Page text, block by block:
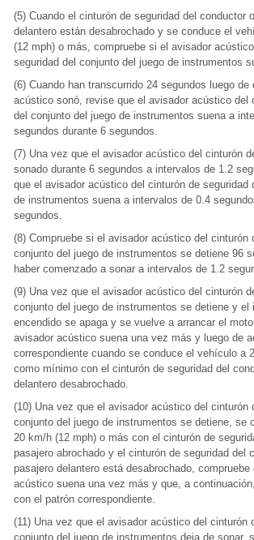
(5) Cuando el cinturón de seguridad del conductor
delantero están desabrochado y se conduce el
(12 mph) o más, compruebe si el avisador
seguridad del conjunto del juego de instrumentos
(6) Cuando han transcurrido 24 segundos luego de
acústico sonó, revise que el avisador acústico del
del conjunto del juego de instrumentos suena a
segundos durante 6 segundos.
(7) Una vez que el avisador acústico del cinturón
sonado durante 6 segundos a intervalos de 1.2
que el avisador acústico del cinturón de seguridad
de instrumentos suena a intervalos de 0.4
segundos.
(8) Compruebe si el avisador acústico del cinturón
conjunto del juego de instrumentos se detiene 96
haber comenzado a sonar a intervalos de 1.2
(9) Una vez que el avisador acústico del cinturón
conjunto del juego de instrumentos se detiene y el
encendido se apaga y se vuelve a arrancar el
avisador acústico suena una vez más y luego de
correspondiente cuando se conduce el vehículo a
como mínimo con el cinturón de seguridad del
delantero desabrochado.
(10) Una vez que el avisador acústico del cinturón
conjunto del juego de instrumentos se detiene, se
20 km/h (12 mph) o más con el cinturón de
pasajero abrochado y el cinturón de seguridad del
pasajero delantero está desabrochado, compruebe
acústico suena una vez más y que, a
con el patrón correspondiente.
(11) Una vez que el avisador acústico del cinturón
conjunto del juego de instrumentos deja de sonar,